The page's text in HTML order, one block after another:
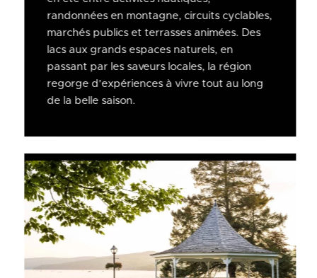
randonnées en montagne, circuits cyclables,
marchés publics et terrasses animées. Des
lacs aux grands espaces naturels, en
passant par les saveurs locales, la région
regorge d’expériences à vivre tout au long
de la belle saison.